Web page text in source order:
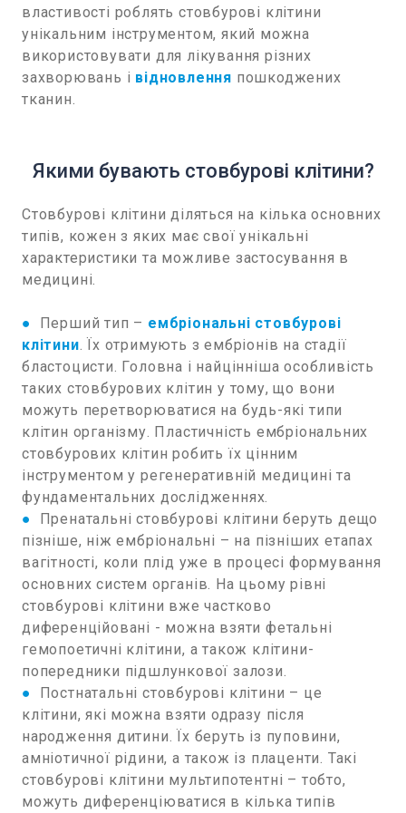
властивості роблять стовбурові клітини
унікальним інструментом, який можна
використовувати для лікування різних
захворювань і відновлення пошкоджених
тканин.
Якими бувають стовбурові клітини?
Стовбурові клітини діляться на кілька основних
типів, кожен з яких має свої унікальні
характеристики та можливе застосування в
медицині.
● Перший тип – ембріональні стовбурові
клітини . Їх отримують з ембріонів на стадії
бластоцисти. Головна і найцінніша особливість
таких стовбурових клітин у тому, що вони
можуть перетворюватися на будь-які типи
клітин організму. Пластичність ембріональних
стовбурових клітин робить їх цінним
інструментом у регенеративній медицині та
фундаментальних дослідженнях.
●
Пренатальні стовбурові клітини беруть дещо
пізніше, ніж ембріональні – на пізніших етапах
вагітності, коли плід уже в процесі формування
основних систем органів. На цьому рівні
стовбурові клітини вже частково
диференційовані - можна взяти фетальні
гемопоетичні клітини, а також клітини-
попередники підшлункової залози.
●
Постнатальні стовбурові клітини – це
клітини, які можна взяти одразу після
народження дитини. Їх беруть із пуповини,
амніотичної рідини, а також із плаценти. Такі
стовбурові клітини мультипотентні – тобто,
можуть диференціюватися в кілька типів